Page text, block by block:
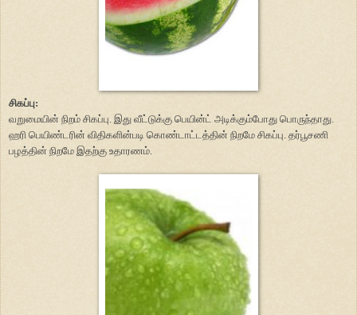
சிகப்பு:
வறுமையின் நிறம் சிகப்பு. இது வீட்டுக்கு பெயின்ட் அடிக்கும்போது பொருந்தாது.
ஹரி பெயிண்டரின் விதிகளின்படி கொண்டாட்டத்தின் நிறமே சிகப்பு. தர்பூசணி
பழத்தின் நிறமே இதற்கு உதாரணம்.